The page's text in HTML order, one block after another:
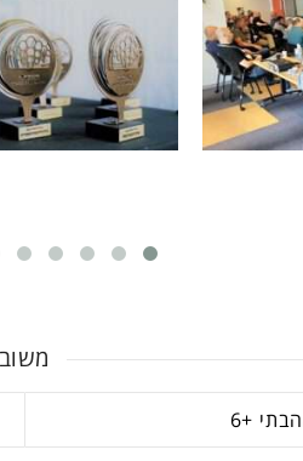
משוב
6